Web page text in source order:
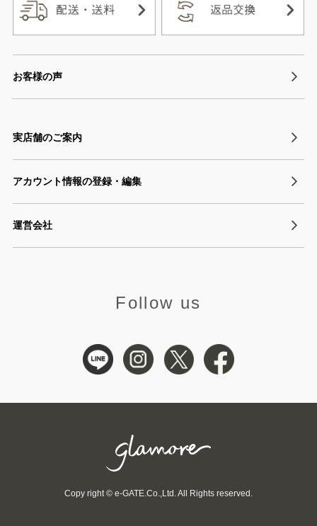
お客様の声
実店舗のご案内
アカウント情報の登録・編集
運営会社
Follow us
Copy right © e-GATE.Co.,Ltd. All Rights reserved.